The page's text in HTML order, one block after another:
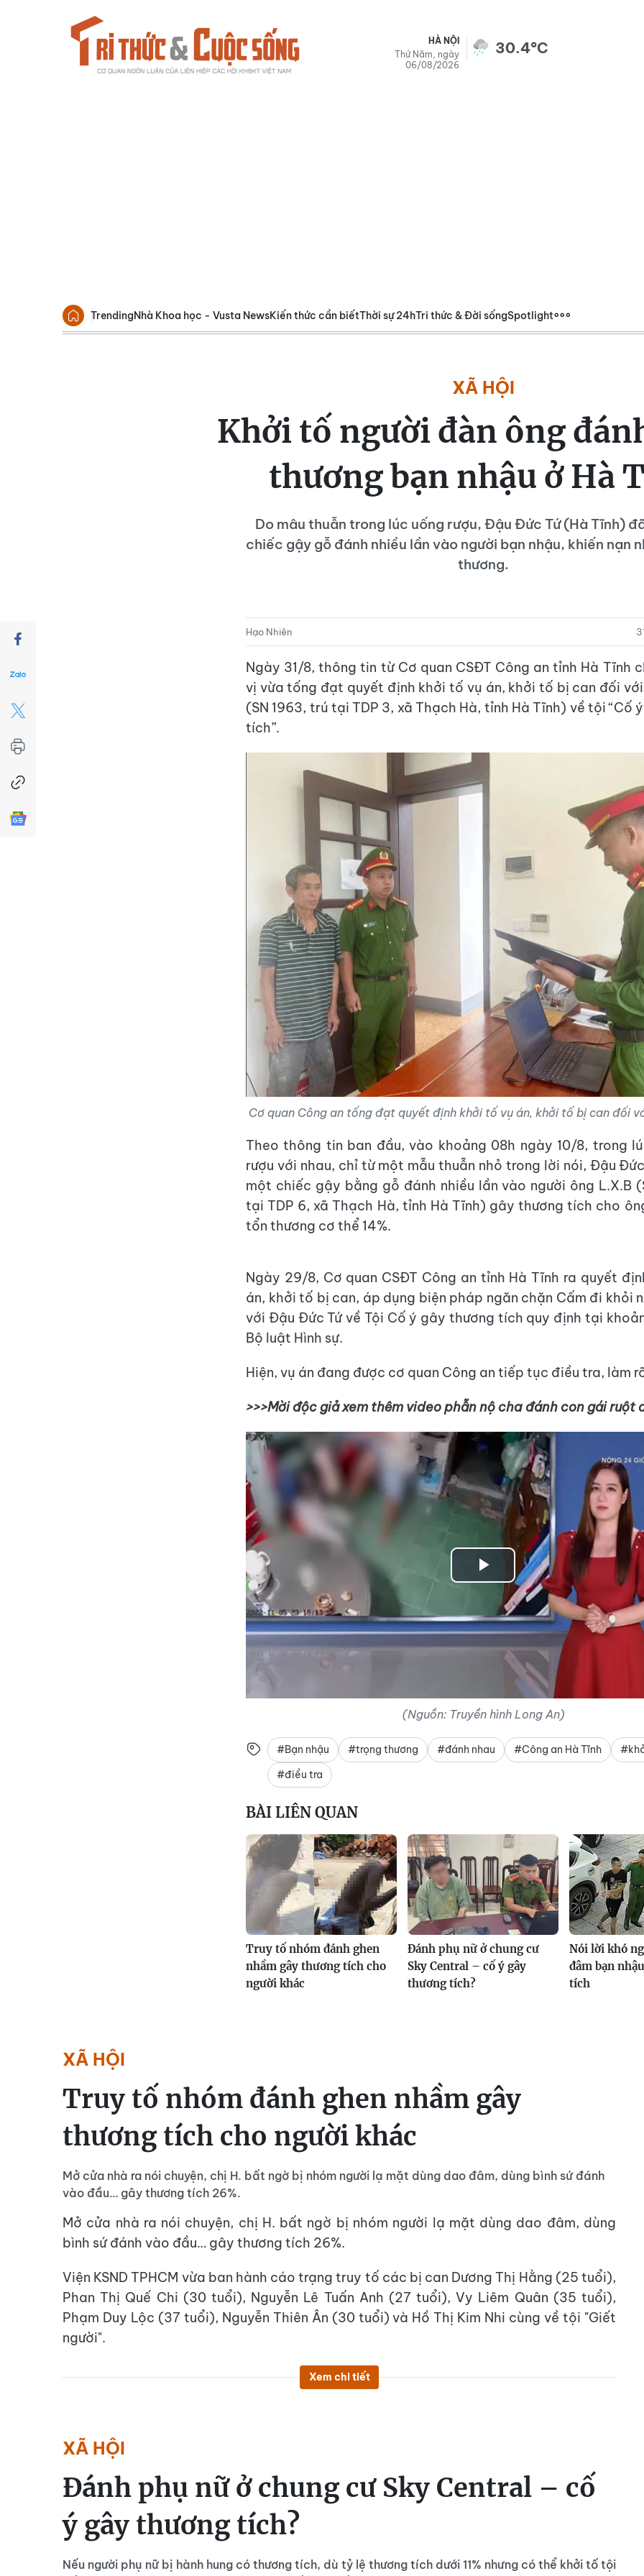
HÀ NỘI
Thứ Năm, ngày
06/08/2026
30.4°C
TrendingNhà Khoa học - Vusta NewsKiến thức cần biếtThời sự 24hTri thức & Đời sốngSpotlight
XÃ HỘI
Khởi tố người đàn ông
thương bạn nhậu ở Hà
Do mâu thuẫn trong lúc uống rượu, Đậu Đức Tứ (Hà Tĩnh)
chiếc gậy gỗ đánh nhiều lần vào người bạn nhậu, khiến nạn
thương.
Hạo Nhiên
Ngày 31/8, thông tin từ Cơ quan CSĐT Công an tỉnh Hà Tĩnh
vị vừa tống đạt quyết định khởi tố vụ án, khởi tố bị can đối
(SN 1963, trú tại TDP 3, xã Thạch Hà, tỉnh Hà Tĩnh) về tội “Cố
tích”.
Cơ quan Công an tống đạt quyết định khởi tố vụ án, khởi tố bị can đối
Theo thông tin ban đầu, vào khoảng 08h ngày 10/8, trong
rượu với nhau, chỉ từ một mẫu thuẫn nhỏ trong lời nói, Đậu
một chiếc gậy bằng gỗ đánh nhiều lần vào người ông L.X.B
tại TDP 6, xã Thạch Hà, tỉnh Hà Tĩnh) gây thương tích cho
tổn thương cơ thể 14%.
Ngày 29/8, Cơ quan CSĐT Công an tỉnh Hà Tĩnh ra quyết
án, khởi tố bị can, áp dụng biện pháp ngăn chặn Cấm đi khỏi
với Đậu Đức Tứ về Tội Cố ý gây thương tích quy định tại
Bộ luật Hình sự.
Hiện, vụ án đang được cơ quan Công an tiếp tục điều tra, làm
>>>Mời độc giả xem thêm video phẫn nộ cha đánh con gái ruột
Play
Video
(Nguồn: Truyền hình Long An)
#Bạn nhậu #trọng thương #đánh nhau #Công an Hà Tĩnh
#điều tra
BÀI LIÊN QUAN
Truy tố nhóm đánh ghen
nhầm gây thương tích cho
người khác
Đánh phụ nữ ở chung cư
Sky Central – cố ý gây
thương tích?
Nói lời khó
đâm bạn
tích
XÃ HỘI
Truy tố nhóm đánh ghen nhầm gây
thương tích cho người khác
Mở cửa nhà ra nói chuyện, chị H. bất ngờ bị nhóm người lạ mặt dùng dao đâm, dùng bình sứ đánh
vào đầu… gây thương tích 26%.
Mở cửa nhà ra nói chuyện, chị H. bất ngờ bị nhóm người lạ mặt dùng dao đâm, dùng
bình sứ đánh vào đầu… gây thương tích 26%.
Viện KSND TPHCM vừa ban hành cáo trạng truy tố các bị can Dương Thị Hằng (25 tuổi),
Phan Thị Quế Chi (30 tuổi), Nguyễn Lê Tuấn Anh (27 tuổi), Vy Liêm Quân (35 tuổi),
Phạm Duy Lộc (37 tuổi), Nguyễn Thiên Ân (30 tuổi) và Hồ Thị Kim Nhi cùng về tội "Giết
người".
Xem chi tiết
XÃ HỘI
Đánh phụ nữ ở chung cư Sky Central – cố
ý gây thương tích?
Nếu người phụ nữ bị hành hung có thương tích, dù tỷ lệ thương tích dưới 11% nhưng có thể khởi tố tội